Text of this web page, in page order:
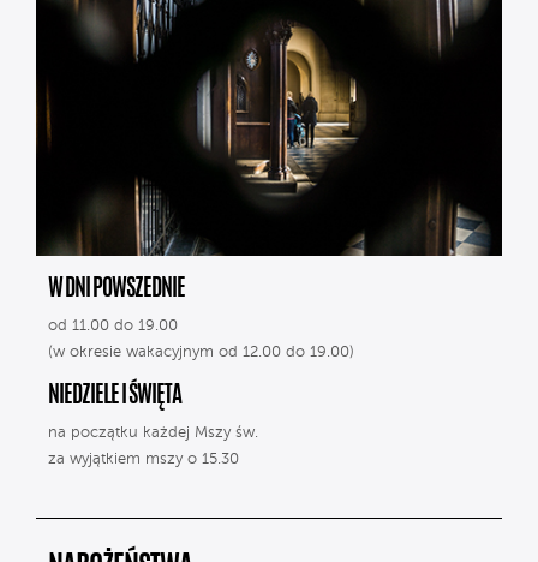
W DNI POWSZEDNIE
od 11.00 do 19.00
(w okresie wakacyjnym od 12.00 do 19.00)
NIEDZIELE I ŚWIĘTA
na początku każdej Mszy św.
za wyjątkiem mszy o 15.30